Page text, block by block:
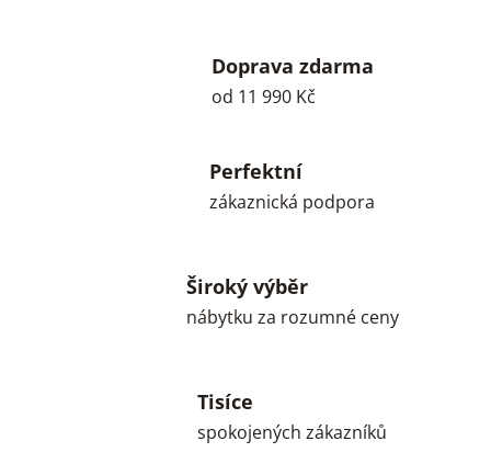
Doprava zdarma
od 11 990 Kč
Perfektní
zákaznická podpora
Široký výběr
nábytku za rozumné ceny
Tisíce
spokojených zákazníků